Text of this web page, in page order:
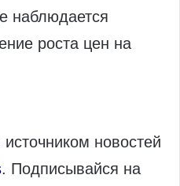
наблюдается
роста цен на
новостей
. Подписывайся на